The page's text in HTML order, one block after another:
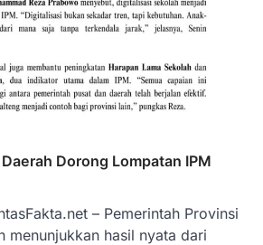
Dorong Lompatan IPM
– Pemerintah Provinsi
menunjukkan hasil nyata dari